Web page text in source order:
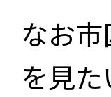
なお
を見